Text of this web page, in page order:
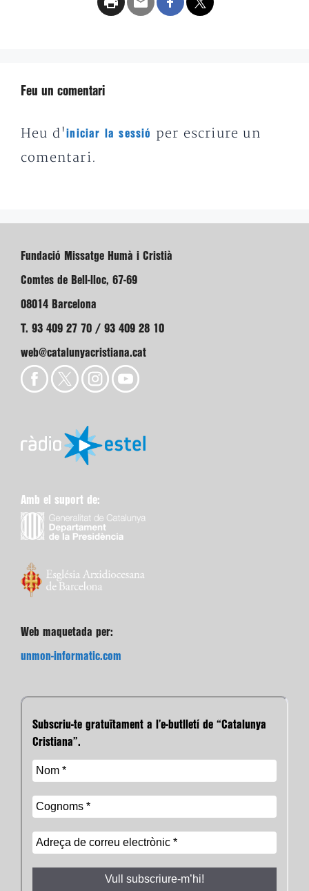
Feu un comentari
Heu d'iniciar la sessió
per escriure un
comentari.
Fundació Missatge Humà i Cristià
Comtes de Bell-lloc, 67-69
08014 Barcelona
T. 93 409 27 70 / 93 409 28 10
web@catalunyacristiana.cat
Amb el suport de:
Web maquetada per:
unmon-informatic.com
Subscriu-te gratuïtament a l’e-butlletí de “Catalunya
Cristiana”.